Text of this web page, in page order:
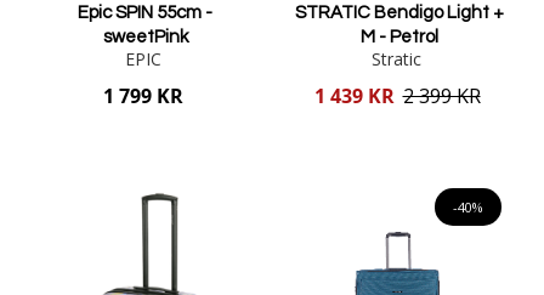
Epic SPIN 55cm -
sweetPink
EPIC
1 799 KR
STRATIC Bendigo Light +
M - Petrol
Stratic
Reducerat
1 439 KR 2 399 KR
-40%